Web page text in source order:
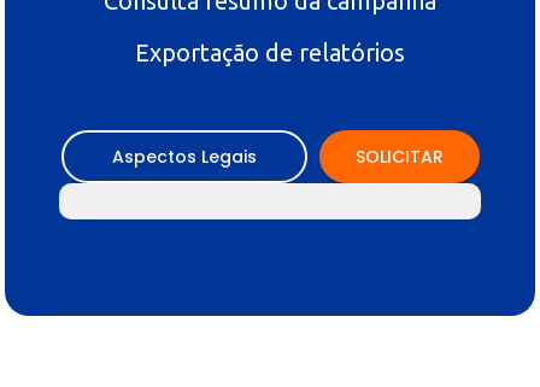
Exportação de relatórios
Aspectos Legais SOLICITAR